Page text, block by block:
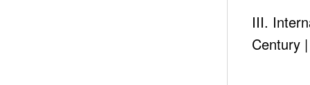
III.
Century